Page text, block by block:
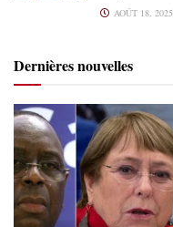
AOÛT 18, 2025
Dernières nouvelles